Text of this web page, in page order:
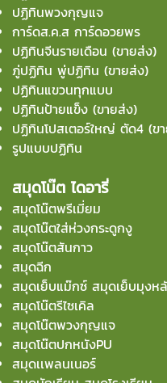
ปฏิทินพวงกุญแจ
การ์ดส.ค.ส การ์ดอวยพร
ปฏิทินจีนรายเดือน (ขายส่ง)
ภู่ปฏิทิน พู่ปฏิทิน (ขายส่ง)
ปฏิทินแขวนทุกแบบ
ปฏิทินป้ายแข็ง (ขายส่ง)
ปฏิทินโปสเตอร์ใหญ่ ตัด4 (ข
รูปแบบปฏิทิน
สมุดโน๊ต ไดอารี่
สมุดโน๊ตพรีเมี่ยม
สมุดโน๊ตใส่ห่วงกระดูกงู
สมุดโน๊ตสันกาว
สมุดฉีก
สมุดเย็บแม๊กซ์ สมุดเย็บมุงห
สมุดโน๊ตรีไซเคิล
สมุดโน๊ตพวงกุญแจ
สมุดโน๊ตปกหนังPU
สมุดเเพลนเนอร์